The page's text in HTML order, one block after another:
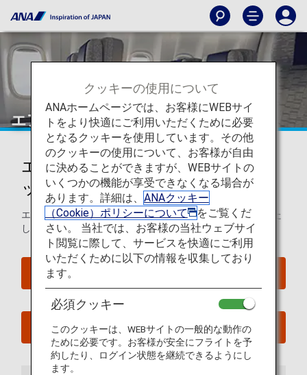
エアバスA380-800（388）
エアバスA380-800 (388)シートマ
ップ
エアバスA380-800 (388)のシートマップについてご案内いた
します。
今すぐ予約
クッキーの使用について
ANAホームページでは、お客様にWEBサイ
トをより快適にご利用いただくために必要
となるクッキーを使用しています。その他
のクッキーの使用について、お客様が自由
に決めることができますが、WEBサイトの
いくつかの機能が享受できなくなる場合が
あります。詳細は、 ANAクッキー
（Cookie）ポリシーについて
をご覧くだ
さい。 当社では、お客様の当社ウェブサイ
ト閲覧に際して、サービスを快適にご利用
いただくために以下の情報を収集しており
ます。
必須クッキー
このクッキーは、WEBサイトの一般的な動作の
ために必要です。お客様が安全にフライトを予
約したり、ログイン状態を継続できるようにし
ます。